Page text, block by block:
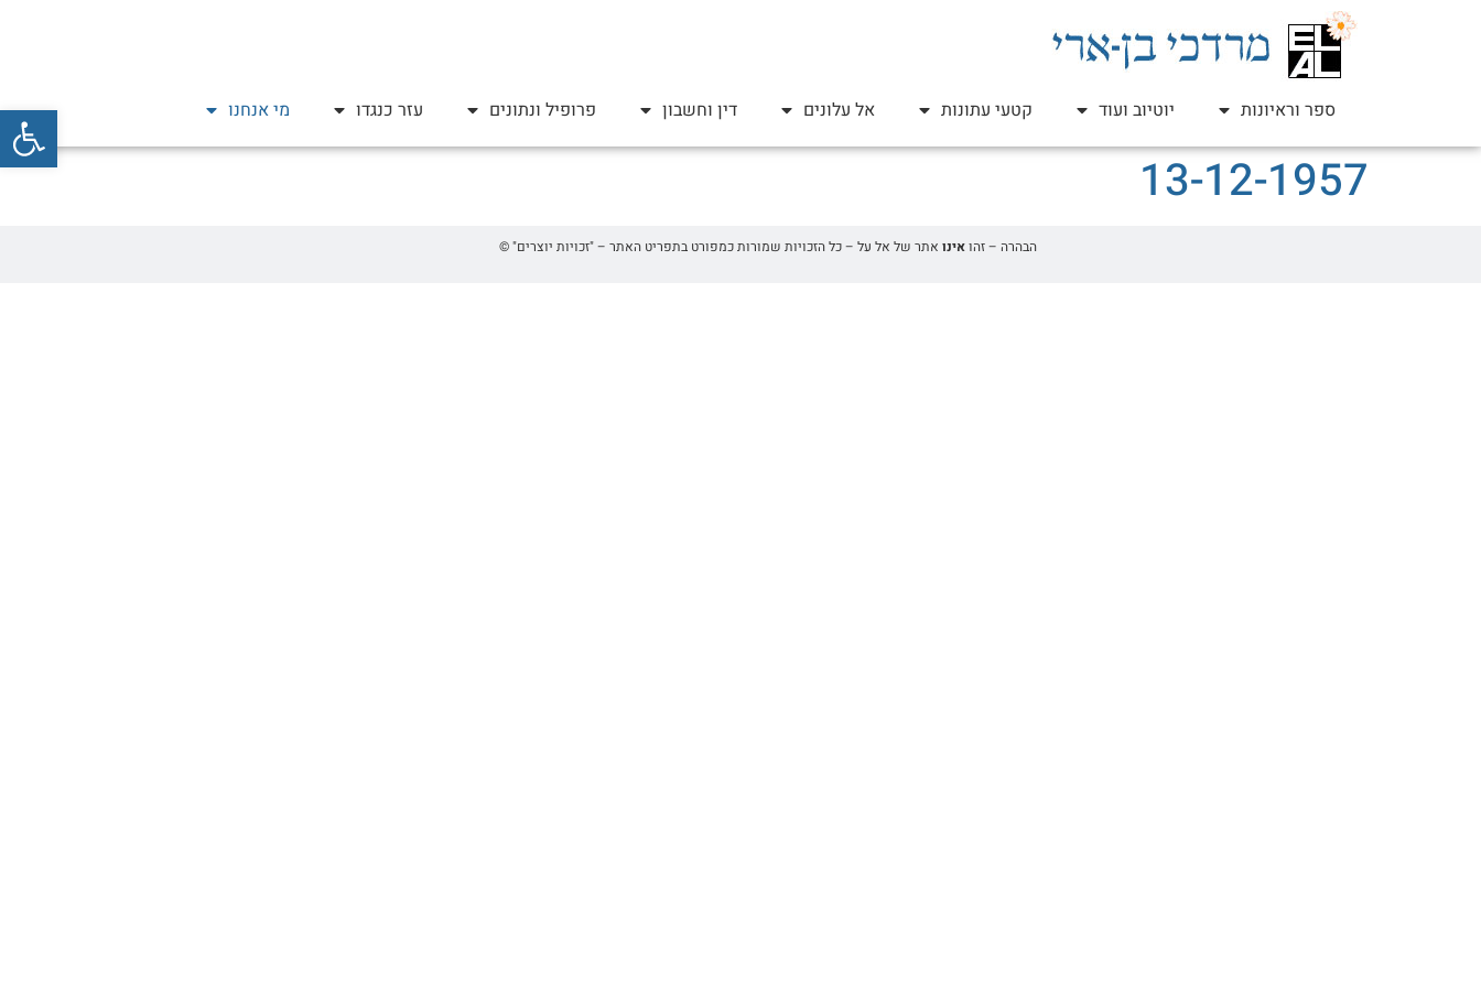
פתח ספר וראיונות יוטיוב ועוד קטעי עתונות אל עלונים דין וחשבון פרופיל ונתונים עזר כנגדו מי אנחנו
13-12-1957
הבהרה – זהואינו אתר של אל על – כל הזכויות שמורות כמפורט בתפריט האתר – "זכויות יוצרים" ©